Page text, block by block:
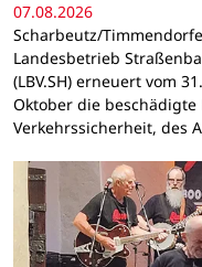
07.08.2026
Scharbeutz/
Landesbetrieb
(LBV.SH) erneuert vom
Oktober die
Verkehrssicherheit, des